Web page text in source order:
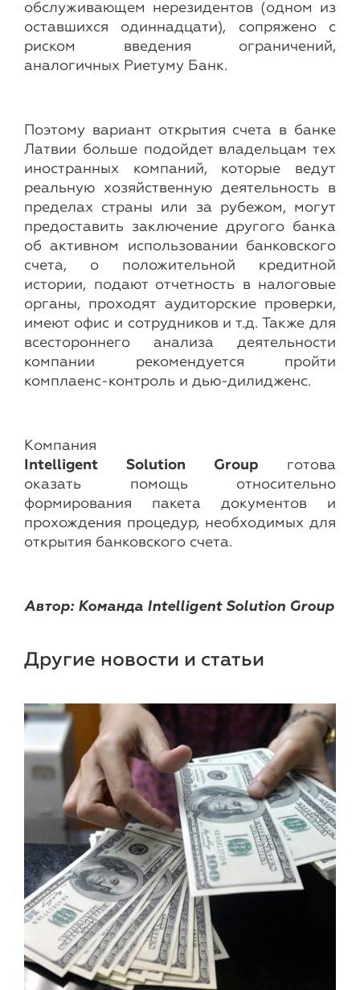
обслуживающем нерезидентов (одном из
оставшихся одиннадцати), сопряжено с
риском введения ограничений,
аналогичных Риетуму Банк.
Поэтому вариант открытия счета в банке
Латвии больше подойдет владельцам тех
иностранных компаний, которые ведут
реальную хозяйственную деятельность в
пределах страны или за рубежом, могут
предоставить заключение другого банка
об активном использовании банковского
счета, о положительной кредитной
истории, подают отчетность в налоговые
органы, проходят аудиторские проверки,
имеют офис и сотрудников и т.д. Также для
всестороннего анализа деятельности
компании рекомендуется пройти
комплаенс-контроль и дью-дилидженс.
Компания
Intelligent Solution Group готова
оказать помощь относительно
формирования пакета документов и
прохождения процедур, необходимых для
открытия банковского счета.
Автор: Команда Intelligent Solution Group
Другие новости и статьи